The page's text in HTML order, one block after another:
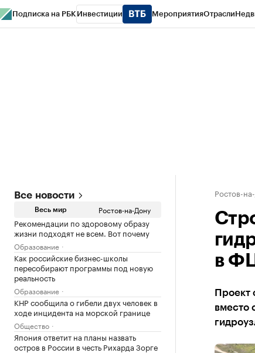
Подписка на РБК Инвестиции МероприятияОтрасли
Все новости
Весь мир Ростов-на-Дону
Рекомендации по здоровому образу
жизни подходят не всем. Вот почему
Образование
Как российские бизнес-школы
пересобирают программы под новую
реальность
Образование
КНР сообщила о гибели двух человек в
ходе инцидента на морской границе
Общество
Япония ответит на планы назвать
остров в России в честь Рихарда Зорге
Ростов-
в
Проект
вместо